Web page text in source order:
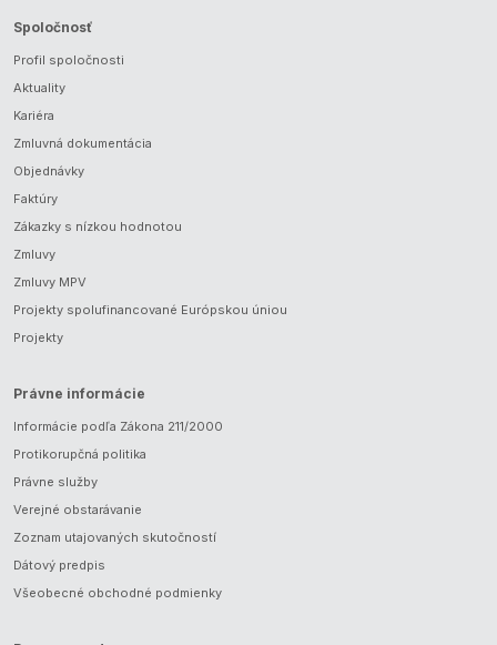
Spoločnosť
Profil spoločnosti
Aktuality
Kariéra
Zmluvná dokumentácia
Objednávky
Faktúry
Zákazky s nízkou hodnotou
Zmluvy
Zmluvy MPV
Projekty spolufinancované Európskou úniou
Projekty
Právne informácie
Informácie podľa Zákona 211/2000
Protikorupčná politika
Právne služby
Verejné obstarávanie
Zoznam utajovaných skutočností
Dátový predpis
Všeobecné obchodné podmienky